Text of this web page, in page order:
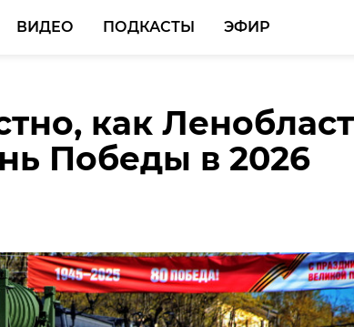
ВИДЕО ПОДКАСТЫ ЭФИР
как
Победы в 2026